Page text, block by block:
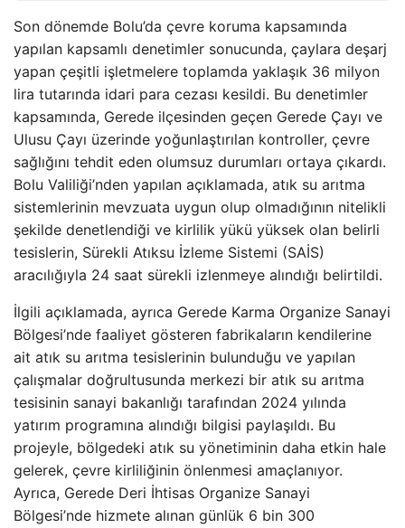
Son dönemde Bolu’da çevre koruma kapsamında
yapılan kapsamlı denetimler sonucunda, çaylara deşarj
yapan çeşitli işletmelere toplamda yaklaşık 36 milyon
lira tutarında idari para cezası kesildi. Bu denetimler
kapsamında, Gerede ilçesinden geçen Gerede Çayı ve
Ulusu Çayı üzerinde yoğunlaştırılan kontroller, çevre
sağlığını tehdit eden olumsuz durumları ortaya çıkardı.
Bolu Valiliği’nden yapılan açıklamada, atık su arıtma
sistemlerinin mevzuata uygun olup olmadığının nitelikli
şekilde denetlendiği ve kirlilik yükü yüksek olan belirli
tesislerin, Sürekli Atıksu İzleme Sistemi (SAİS)
aracılığıyla 24 saat sürekli izlenmeye alındığı belirtildi.
İlgili açıklamada, ayrıca Gerede Karma Organize Sanayi
Bölgesi’nde faaliyet gösteren fabrikaların kendilerine
ait atık su arıtma tesislerinin bulunduğu ve yapılan
çalışmalar doğrultusunda merkezi bir atık su arıtma
tesisinin sanayi bakanlığı tarafından 2024 yılında
yatırım programına alındığı bilgisi paylaşıldı. Bu
projeyle, bölgedeki atık su yönetiminin daha etkin hale
gelerek, çevre kirliliğinin önlenmesi amaçlanıyor.
Ayrıca, Gerede Deri İhtisas Organize Sanayi
Bölgesi’nde hizmete alınan günlük 6 bin 300